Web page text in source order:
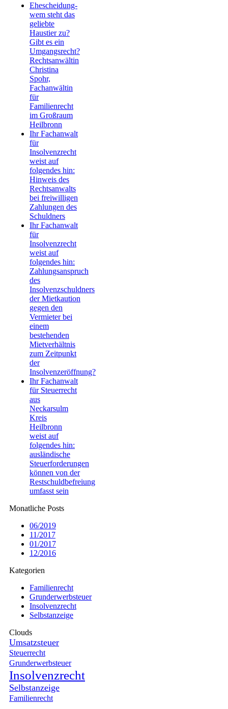
Ehescheidung-
wem steht das
geliebte
Haustier zu?
Gibt es ein
Umgangsrecht?
Rechtsanwältin
Christina
Spohr,
Fachanwältin
für
Familienrecht
im Großraum
Heilbronn
Ihr Fachanwalt
für
Insolvenzrecht
weist auf
folgendes hin:
Hinweis des
Rechtsanwalts
bei freiwilligen
Zahlungen des
Schuldners
Ihr Fachanwalt
für
Insolvenzrecht
weist auf
folgendes hin:
Zahlungsanspruch
des
Insolvenzschuldners
der Mietkaution
gegen den
Vermieter bei
einem
bestehenden
Mietverhältnis
zum Zeitpunkt
der
Insolvenzeröffnung?
Ihr Fachanwalt
für Steuerrecht
aus
Neckarsulm
Kreis
Heilbronn
weist auf
folgendes hin:
ausländische
Steuerforderungen
können von der
Restschuldbefreiung
umfasst sein
Monatliche Posts
06/2019
11/2017
01/2017
12/2016
Kategorien
Familienrecht
Grunderwerbsteuer
Insolvenzrecht
Selbstanzeige
Clouds
Umsatzsteuer
Steuerrecht
Grunderwerbsteuer
Insolvenzrecht
Selbstanzeige
Familienrecht